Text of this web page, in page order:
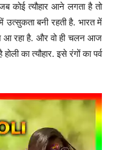
कोई त्यौहार आने लगता है तो
बनी रहती है. भारत में
आ रहा है. और वो ही चलन आज
का त्यौहार. इसे रंगों का पर्व